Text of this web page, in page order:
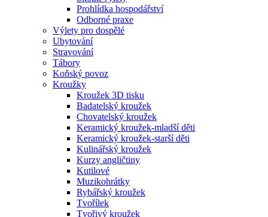
Prohlídka hospodářství
Odborné praxe
Výlety pro dospělé
Ubytování
Stravování
Tábory
Koňský povoz
Kroužky
Kroužek 3D tisku
Badatelský kroužek
Chovatelský kroužek
Keramický kroužek-mladší děti
Keramický kroužek-starší děti
Kulinářský kroužek
Kurzy angličtiny
Kutilové
Muzikohrátky
Rybářský kroužek
Tvořílek
Tvořivý kroužek